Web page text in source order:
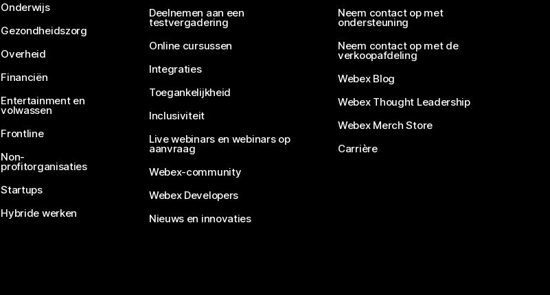
Onderwijs
Gezondheidszorg
Overheid
Financiën
Entertainment en
volwassen
Frontline
Non-
profitorganisaties
Startups
Hybride werken
Deelnemen aan een
testvergadering
Online cursussen
Integraties
Toegankelijkheid
Inclusiviteit
Live webinars en webinars op
aanvraag
Webex-community
Webex Developers
Nieuws en innovaties
Neem contact op met
ondersteuning
Neem contact op met de
verkoopafdeling
Webex Blog
Webex Thought Leadership
Webex Merch Store
Carrière